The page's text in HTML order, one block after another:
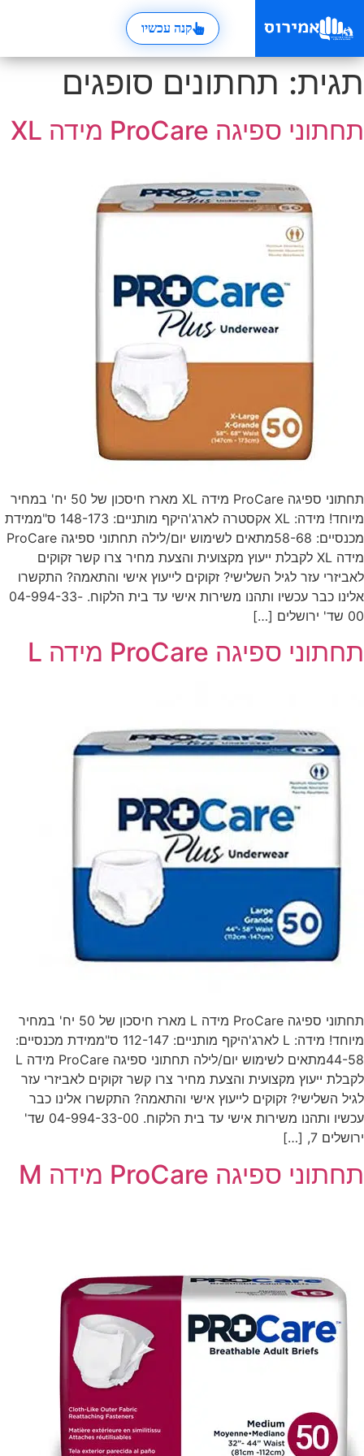
קנה עכשיו
תגית: תחתונים סופגים
תחתוני ספיגה ProCare מידה XL
תחתוני ספיגה ProCare מידה XL מארז חיסכון של 50 יח' במחיר
מיוחד! מידה: XL אקסטרה לארג'היקף מותניים: 148-173 ס"ממידת
מכנסיים: 58-68מתאים לשימוש יום/לילה תחתוני ספיגה ProCare
מידה XL לקבלת ייעוץ מקצועית והצעת מחיר צרו קשר זקוקים
לאביזרי עזר לגיל השלישי? זקוקים לייעוץ אישי והתאמה? התקשרו
אלינו כבר עכשיו ותהנו משירות אישי עד בית הלקוח. 04-994-33-
00 שד' ירושלים […]
תחתוני ספיגה ProCare מידה L
תחתוני ספיגה ProCare מידה L מארז חיסכון של 50 יח' במחיר
מיוחד! מידה: L לארג'היקף מותניים: 112-147 ס"ממידת מכנסיים:
44-58מתאים לשימוש יום/לילה תחתוני ספיגה ProCare מידה L
לקבלת ייעוץ מקצועית והצעת מחיר צרו קשר זקוקים לאביזרי עזר
לגיל השלישי? זקוקים לייעוץ אישי והתאמה? התקשרו אלינו כבר
עכשיו ותהנו משירות אישי עד בית הלקוח. 04-994-33-00 שד'
ירושלים 7, […]
תחתוני ספיגה ProCare מידה M